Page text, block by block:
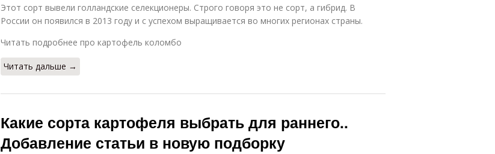
Этот сорт вывели голландские селекционеры. Строго говоря это не сорт, а гибрид. В
России он появился в 2013 году и с успехом выращивается во многих регионах страны.
Читать подробнее про картофель коломбо
Читать дальше →
Какие сорта картофеля выбрать для раннего..
Добавление статьи в новую подборку